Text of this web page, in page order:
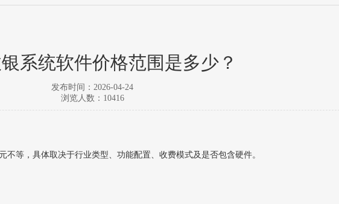
系统软件价格范围是多少？
发布时间：2026-04-24
浏览人数：10416
不等‌，具体取决于行业类型、功能配置、收费模式及是否包含硬件。